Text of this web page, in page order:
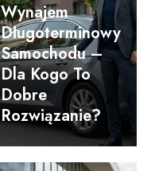
Wynajem
Długoterminowy
Samochodu –
Dla Kogo To
Dobre
Rozwiązanie?